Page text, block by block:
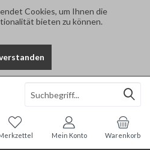
Cookies, um Ihnen die
bieten zu können.
Warenkorb
Mein Konto